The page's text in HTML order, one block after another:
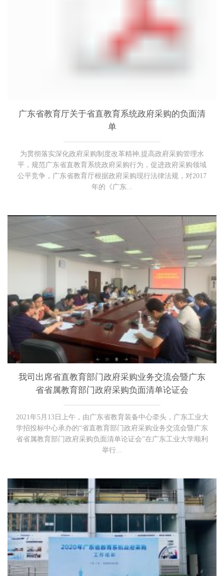
广东省教育厅关于省直教育系统政府采购的负面清
单
为贯彻落实深化政府采购制度改革精神,提高政府采购管理水
平，规范广东省直教育系统政府采购行为，促进政府采购领域
公平竞争，广东省教育厅根据政府采购现行法律法规，对2017
年的《广东...
我司出席省直教育部门政府采购业务交流会暨广东
省省属教育部门政府采购负面清单论证会
2021年5月13日上午，由广东省教育装备中心牵头，广东工业大
学招投标中心承办的“省直教育部门政府采购业务交流会暨广东
省省属教育部门政府采购负面清单论证会”在广东工业大学顺利
举行...